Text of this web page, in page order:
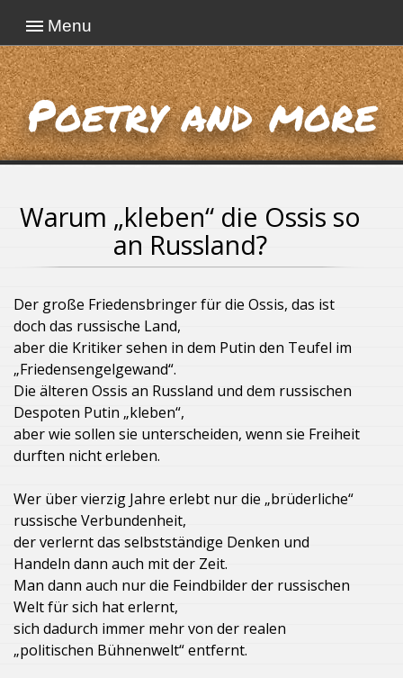
Menu
Poetry and more
Warum „kleben“ die Ossis so
an Russland?
Der große Friedensbringer für die Ossis, das ist
doch das russische Land,
aber die Kritiker sehen in dem Putin den Teufel im
„Friedensengelgewand“.
Die älteren Ossis an Russland und dem russischen
Despoten Putin „kleben“,
aber wie sollen sie unterscheiden, wenn sie Freiheit
durften nicht erleben.
Wer über vierzig Jahre erlebt nur die „brüderliche“
russische Verbundenheit,
der verlernt das selbstständige Denken und
Handeln dann auch mit der Zeit.
Man dann auch nur die Feindbilder der russischen
Welt für sich hat erlernt,
sich dadurch immer mehr von der realen
„politischen Bühnenwelt“ entfernt.